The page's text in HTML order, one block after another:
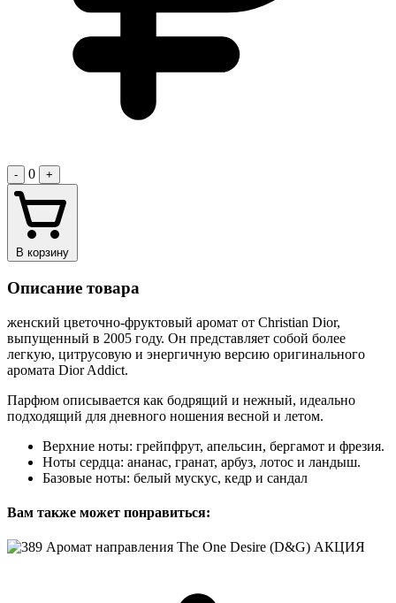
- 0 +
В корзину
Описание товара
женский цветочно-фруктовый аромат от Christian Dior,
выпущенный в 2005 году. Он представляет собой более
легкую, цитрусовую и энергичную версию оригинального
аромата Dior Addict.
Парфюм описывается как бодрящий и нежный, идеально
подходящий для дневного ношения весной и летом.
Верхние ноты: грейпфрут, апельсин, бергамот и фрезия.
Ноты сердца: ананас, гранат, арбуз, лотос и ландыш.
Базовые ноты: белый мускус, кедр и сандал
Вам также может понравиться: